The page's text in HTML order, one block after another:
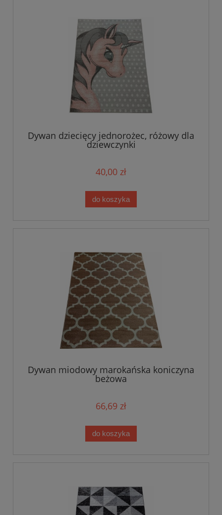
Dywan dziecięcy jednorożec, różowy dla
dziewczynki
40,00 zł
do koszyka
Dywan miodowy marokańska koniczyna
beżowa
66,69 zł
do koszyka